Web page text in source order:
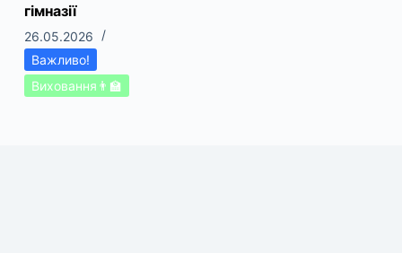
гімназії
26.05.2026
Важливо!
Виховання👨‍🏫